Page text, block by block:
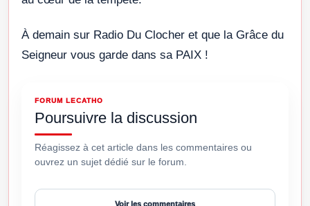
À demain sur Radio Du Clocher et que la Grâce du
Seigneur vous garde dans sa PAIX !
FORUM LECATHO
Poursuivre la discussion
Réagissez à cet article dans les commentaires ou
ouvrez un sujet dédié sur le forum.
Voir les commentaires